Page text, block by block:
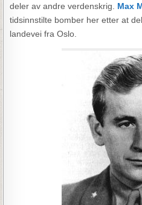
deler av andre verdenskrig. Max
tidsinnstilte bomber her etter at
landevei fra Oslo.